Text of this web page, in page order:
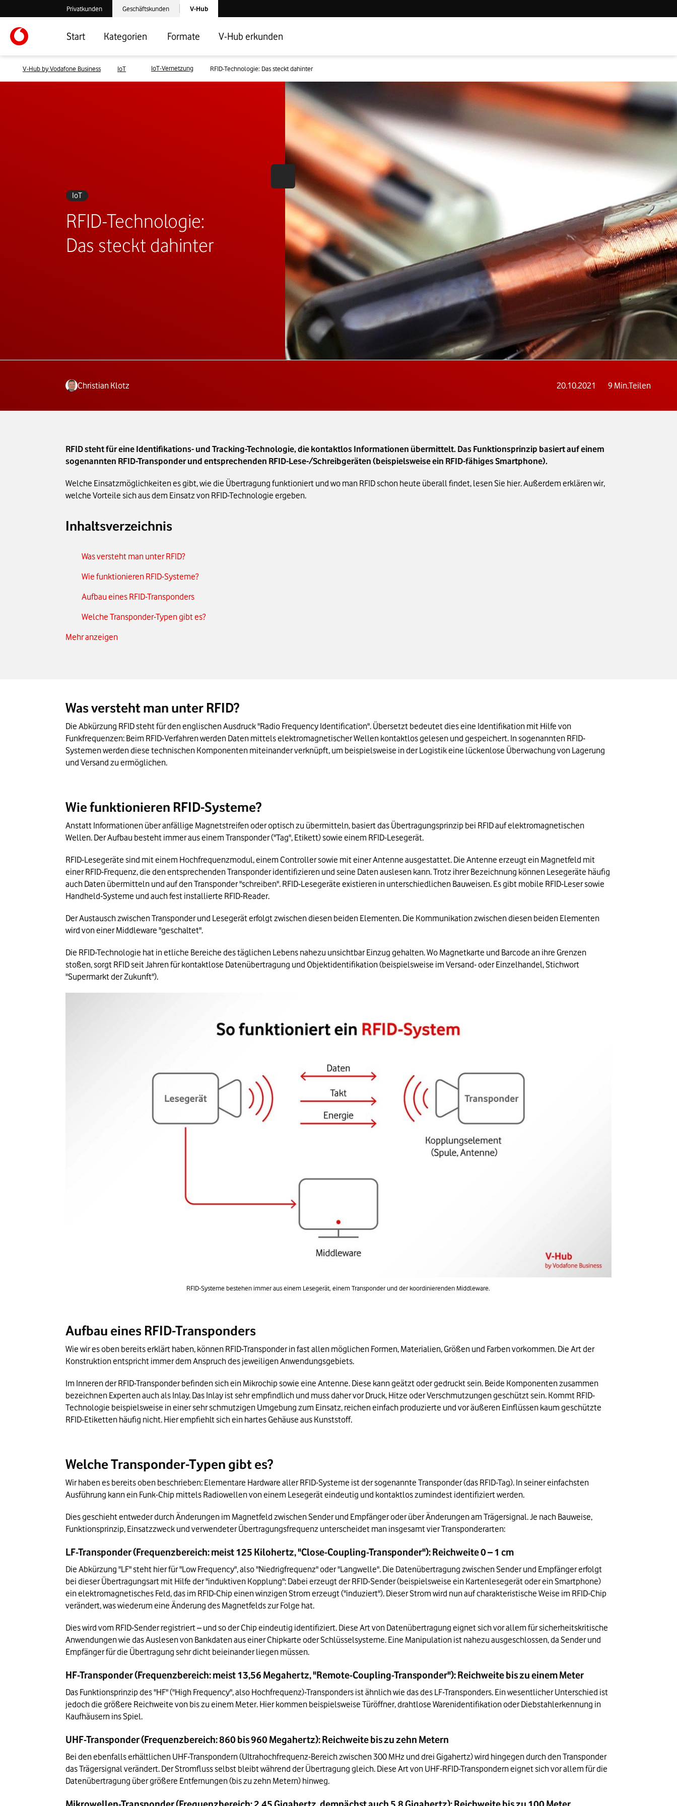
Verlassen der V-Hub Webseite: Zum Privatkundenbereich
Privatkunden Verlassen der V-Hub Webseite: Zum Geschäftskundenbereich
Geschäftskunden Laden der V-Hub Startseite
V-Hub
Start Kategorien Formate V-Hub erkunden
V-Hub by Vodafone Business IoT IoT-Vernetzung RFID-Technologie: Das steckt dahinter
IoT
RFID-Technologie:
Das steckt dahinter
Christian Klotz 20.10.2021 9Min.Teilen
RFID steht für eine Identifikations- und Tracking-Technologie, die kontaktlos Informationen übermittelt. Das Funktionsprinzip basiert auf einem
sogenannten RFID-Transponder und entsprechenden RFID-Lese-/Schreibgeräten (beispielsweise ein RFID-fähiges Smartphone).
Welche Einsatzmöglichkeiten es gibt, wie die Übertragung funktioniert und wo man RFID schon heute überall findet, lesen Sie hier. Außerdem erklären wir,
welche Vorteile sich aus dem Einsatz von RFID-Technologie ergeben.
Inhaltsverzeichnis
Was versteht man unter RFID?
Wie funktionieren RFID-Systeme?
Aufbau eines RFID-Transponders
Welche Transponder-Typen gibt es?
Erweiterung von RFID Systemen mit RFID-Sensoren
Mehr anzeigen
Was versteht man unter RFID?
Die Abkürzung RFID steht für den englischen Ausdruck "Radio Frequency Identification". Übersetzt bedeutet dies eine Identifikation mit Hilfe von
Funkfrequenzen: Beim RFID-Verfahren werden Daten mittels elektromagnetischer Wellen kontaktlos gelesen und gespeichert. In sogenannten RFID-
Systemen werden diese technischen Komponenten miteinander verknüpft, um beispielsweise in der Logistik eine lückenlose Überwachung von Lagerung
und Versand zu ermöglichen.
Wie funktionieren RFID-Systeme?
Anstatt Informationen über anfällige Magnetstreifen oder optisch zu übermitteln, basiert das Übertragungsprinzip bei RFID auf elektromagnetischen
Wellen. Der Aufbau besteht immer aus einem Transponder ("Tag", Etikett) sowie einem RFID-Lesegerät.
RFID-Lesegeräte sind mit einem Hochfrequenzmodul, einem Controller sowie mit einer Antenne ausgestattet. Die Antenne erzeugt ein Magnetfeld mit
einer RFID-Frequenz, die den entsprechenden Transponder identifizieren und seine Daten auslesen kann. Trotz ihrer Bezeichnung können Lesegeräte häufig
auch Daten übermitteln und auf den Transponder "schreiben". RFID-Lesegeräte existieren in unterschiedlichen Bauweisen. Es gibt mobile RFID-Leser sowie
Handheld-Systeme und auch fest installierte RFID-Reader.
Der Austausch zwischen Transponder und Lesegerät erfolgt zwischen diesen beiden Elementen. Die Kommunikation zwischen diesen beiden Elementen
wird von einer Middleware "geschaltet".
Die RFID-Technologie hat in etliche Bereiche des täglichen Lebens nahezu unsichtbar Einzug gehalten. Wo Magnetkarte und Barcode an ihre Grenzen
stoßen, sorgt RFID seit Jahren für kontaktlose Datenübertragung und Objektidentifikation (beispielsweise im Versand- oder Einzelhandel, Stichwort
"Supermarkt der Zukunft").
RFID-Systeme bestehen immer aus einem Lesegerät, einem Transponder und der koordinierenden Middleware.
Aufbau eines RFID-Transponders
Wie wir es oben bereits erklärt haben, können RFID-Transponder in fast allen möglichen Formen, Materialien, Größen und Farben vorkommen. Die Art der
Konstruktion entspricht immer dem Anspruch des jeweiligen Anwendungsgebiets.
Im Inneren der RFID-Transponder befinden sich ein Mikrochip sowie eine Antenne. Diese kann geätzt oder gedruckt sein. Beide Komponenten zusammen
bezeichnen Experten auch als Inlay. Das Inlay ist sehr empfindlich und muss daher vor Druck, Hitze oder Verschmutzungen geschützt sein. Kommt RFID-
Technologie beispielsweise in einer sehr schmutzigen Umgebung zum Einsatz, reichen einfach produzierte und vor äußeren Einflüssen kaum geschützte
RFID-Etiketten häufig nicht. Hier empfiehlt sich ein hartes Gehäuse aus Kunststoff.
Welche Transponder-Typen gibt es?
Wir haben es bereits oben beschrieben: Elementare Hardware aller RFID-Systeme ist der sogenannte Transponder (das RFID-Tag). In seiner einfachsten
Ausführung kann ein Funk-Chip mittels Radiowellen von einem Lesegerät eindeutig und kontaktlos zumindest identifiziert werden.
Dies geschieht entweder durch Änderungen im Magnetfeld zwischen Sender und Empfänger oder über Änderungen am Trägersignal. Je nach Bauweise,
Funktionsprinzip, Einsatzzweck und verwendeter Übertragungsfrequenz unterscheidet man insgesamt vier Transponderarten:
LF-Transponder (Frequenzbereich: meist 125 Kilohertz, "Close-Coupling-Transponder"): Reichweite 0 – 1 cm
Die Abkürzung "LF" steht hier für "Low Frequency", also "Niedrigfrequenz" oder "Langwelle". Die Datenübertragung zwischen Sender und Empfänger erfolgt
bei dieser Übertragungsart mit Hilfe der "induktiven Kopplung": Dabei erzeugt der RFID-Sender (beispielsweise ein Kartenlesegerät oder ein Smartphone)
ein elektromagnetisches Feld, das im RFID-Chip einen winzigen Strom erzeugt ("induziert"). Dieser Strom wird nun auf charakteristische Weise im RFID-Chip
verändert, was wiederum eine Änderung des Magnetfelds zur Folge hat.
Dies wird vom RFID-Sender registriert – und so der Chip eindeutig identifiziert. Diese Art von Datenübertragung eignet sich vor allem für sicherheitskritische
Anwendungen wie das Auslesen von Bankdaten aus einer Chipkarte oder Schlüsselsysteme. Eine Manipulation ist nahezu ausgeschlossen, da Sender und
Empfänger für die Übertragung sehr dicht beieinander liegen müssen.
HF-Transponder (Frequenzbereich: meist 13,56 Megahertz, "Remote-Coupling-Transponder"): Reichweite bis zu einem Meter
Das Funktionsprinzip des "HF" ("High Frequency", also Hochfrequenz)-Transponders ist ähnlich wie das des LF-Transponders. Ein wesentlicher Unterschied ist
jedoch die größere Reichweite von bis zu einem Meter. Hier kommen beispielsweise Türöffner, drahtlose Warenidentifikation oder Diebstahlerkennung in
Kaufhäusern ins Spiel.
UHF-Transponder (Frequenzbereich: 860 bis 960 Megahertz): Reichweite bis zu zehn Metern
Bei den ebenfalls erhältlichen UHF-Transpondern (Ultrahochfrequenz-Bereich zwischen 300 MHz und drei Gigahertz) wird hingegen durch den Transponder
das Trägersignal verändert. Der Stromfluss selbst bleibt während der Übertragung gleich. Diese Art von UHF-RFID-Transpondern eignet sich vor allem für die
Datenübertragung über größere Entfernungen (bis zu zehn Metern) hinweg.